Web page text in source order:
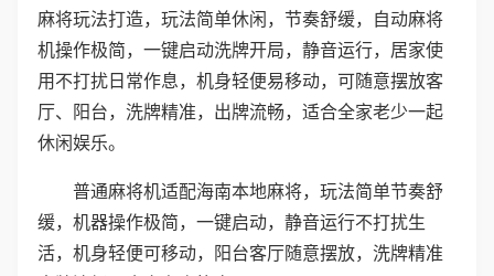
麻将玩法打造，玩法简单休闲，节奏舒缓，自动麻将
机操作极简，一键启动洗牌开局，静音运行，居家使
用不打扰日常作息，机身轻便易移动，可随意摆放客
厅、阳台，洗牌精准，出牌流畅，适合全家老少一起
休闲娱乐。
普通麻将机适配海南本地麻将，玩法简单节奏舒
缓，机器操作极简，一键启动，静音运行不打扰生
活，机身轻便可移动，阳台客厅随意摆放，洗牌精准